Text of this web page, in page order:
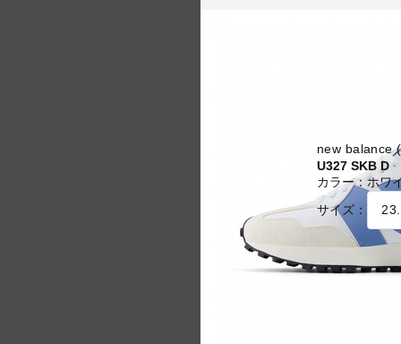
new balance
U327 SKB D
カラー： ホワ
サイズ：